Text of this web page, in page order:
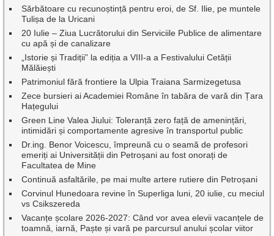
Sărbătoare cu recunoștință pentru eroi, de Sf. Ilie, pe muntele
Tulișa de la Uricani
20 Iulie – Ziua Lucrătorului din Serviciile Publice de alimentare
cu apă și de canalizare
„Istorie și Tradiții” la ediția a VIII-a a Festivalului Cetății
Mălăiești
Patrimoniul fără frontiere la Ulpia Traiana Sarmizegetusa
Zece bursieri ai Academiei Române în tabăra de vară din Țara
Hațegului
Green Line Valea Jiului: Toleranță zero față de amenințări,
intimidări și comportamente agresive în transportul public
Dr.ing. Benor Voicescu, împreună cu o seamă de profesori
emeriți ai Universității din Petroșani au fost onorați de
Facultatea de Mine
Continuă asfaltările, pe mai multe artere rutiere din Petroșani
Corvinul Hunedoara revine în Superliga luni, 20 iulie, cu meciul
vs Csikszereda
Vacanțe școlare 2026-2027: Când vor avea elevii vacanțele de
toamnă, iarnă, Paște și vară pe parcursul anului școlar viitor